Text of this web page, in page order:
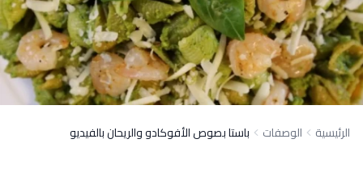
الرئيسية الوصفات باستا بصوص الأفوكادو والريحان بالفيديو